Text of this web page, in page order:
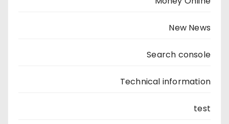
New News
Search console
Technical information
test